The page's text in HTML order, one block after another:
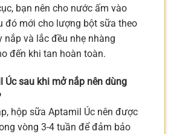
bạn nên cho nước ấm vào
đó mới cho lượng bột sữa theo
nắp và lắc đều nhẹ nhàng
đến khi tan hoàn toàn.
Úc sau khi mở nắp nên dùng
hộp sữa Aptamil Úc nên được
vòng 3-4 tuần để đảm bảo